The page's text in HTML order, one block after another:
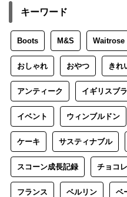
キーワード
Boots M&S Waitrose
おしゃれ おやつ きれ
アンティーク イギリスブ
イベント ウィンブルドン
ケーキ サスティナブル
スコーン成長記録 チョコ
フランス ベルリン ベ